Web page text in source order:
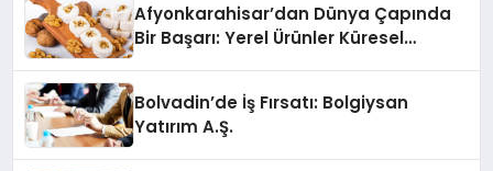
Afyonkarahisar’dan Dünya Çapında
Bir Başarı: Yerel Ürünler Küresel
Bolvadin’de İş Fırsatı: Bolgiysan
Yatırım A.Ş.